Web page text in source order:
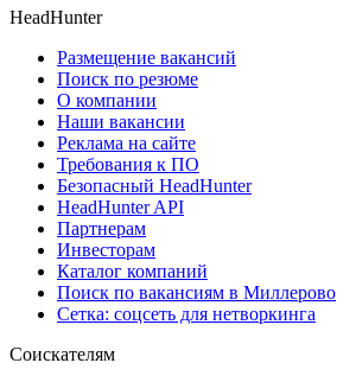
HeadHunter
Размещение вакансий
Поиск по резюме
О компании
Наши вакансии
Реклама на сайте
Требования к ПО
Безопасный HeadHunter
HeadHunter API
Партнерам
Инвесторам
Каталог компаний
Поиск по вакансиям в Миллерово
Сетка: соцсеть для нетворкинга
Соискателям